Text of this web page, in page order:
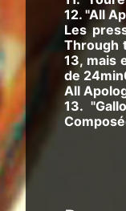
12. "All
Les
Through
13, mais
de
All
13.